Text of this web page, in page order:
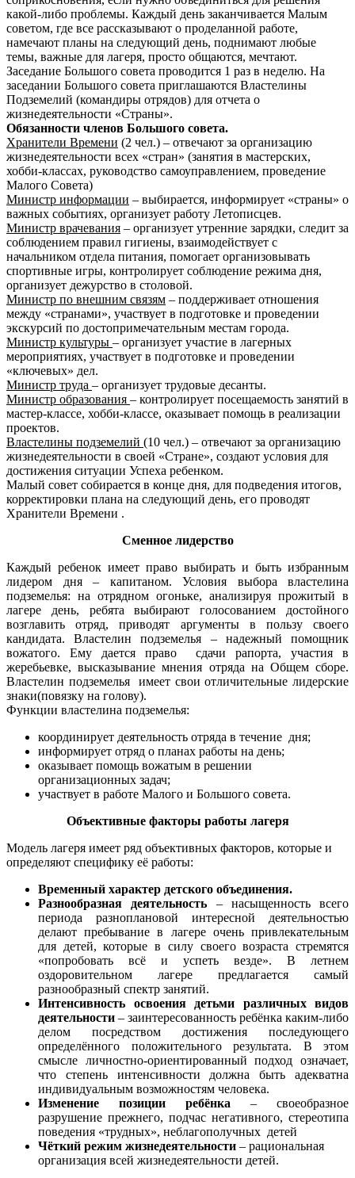
какой-либо проблемы. Каждый день заканчивается Малым
советом, где все рассказывают о проделанной работе,
намечают планы на следующий день, поднимают любые
темы, важные для лагеря, просто общаются, мечтают.
Заседание Большого совета проводится 1 раз в неделю. На
заседании Большого совета приглашаются Властелины
Подземелий (командиры отрядов) для отчета о
жизнедеятельности «Страны».
Обязанности членов Большого совета.
Хранители Времени (2 чел.) – отвечают за организацию
жизнедеятельности всех «стран» (занятия в мастерских,
хобби-классах, руководство самоуправлением, проведение
Малого Совета)
Министр информации – выбирается, информирует «страны» о
важных событиях, организует работу Летописцев.
Министр врачевания – организует утренние зарядки, следит за
соблюдением правил гигиены, взаимодействует с
начальником отдела питания, помогает организовывать
спортивные игры, контролирует соблюдение режима дня,
организует дежурство в столовой.
Министр по внешним связям – поддерживает отношения
между «странами», участвует в подготовке и проведении
экскурсий по достопримечательным местам города.
Министр культуры – организует участие в лагерных
мероприятиях, участвует в подготовке и проведении
«ключевых» дел.
Министр труда – организует трудовые десанты.
Министр образования – контролирует посещаемость занятий в
мастер-классе, хобби-классе, оказывает помощь в реализации
проектов.
Властелины подземелий (10 чел.) – отвечают за организацию
жизнедеятельности в своей «Стране», создают условия для
достижения ситуации Успеха ребенком.
Малый совет собирается в конце дня, для подведения итогов,
корректировки плана на следующий день, его проводят
Хранители Времени .
Сменное лидерство
Каждый ребенок имеет право выбирать и быть избранным
лидером дня – капитаном. Условия выбора властелина
подземелья: на отрядном огоньке, анализируя прожитый в
лагере день, ребята выбирают голосованием достойного
возглавить отряд, приводят аргументы в пользу своего
кандидата. Властелин подземелья – надежный помощник
вожатого. Ему дается право сдачи рапорта, участия в
жеребьевке, высказывание мнения отряда на Общем сборе.
Властелин подземелья имеет свои отличительные лидерские
знаки(повязку на голову).
Функции властелина подземелья:
координирует деятельность отряда в течение дня;
информирует отряд о планах работы на день;
оказывает помощь вожатым в решении
организационных задач;
участвует в работе Малого и Большого совета.
Объективные факторы работы лагеря
Модель лагеря имеет ряд объективных факторов, которые и
определяют специфику её работы:
Временный характер детского объединения.
Разнообразная деятельность – насыщенность всего
периода разноплановой интересной деятельностью
делают пребывание в лагере очень привлекательным
для детей, которые в силу своего возраста стремятся
«попробовать всё и успеть везде». В летнем
оздоровительном лагере предлагается самый
разнообразный спектр занятий.
Интенсивность освоения детьми различных видов
деятельности – заинтересованность ребёнка каким-либо
делом посредством достижения последующего
определённого положительного результата. В этом
смысле личностно-ориентированный подход означает,
что степень интенсивности должна быть адекватна
индивидуальным возможностям человека.
Изменение позиции ребёнка – своеобразное
разрушение прежнего, подчас негативного, стереотипа
поведения «трудных», неблагополучных детей
Чёткий режим жизнедеятельности – рациональная
организация всей жизнедеятельности детей.